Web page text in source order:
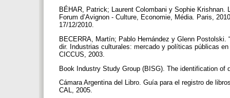
BÉHAR, Patrick; Laurent Colombani y Sophie Krishnan.
Forum d’Avignon - Culture, Economie, Média. Paris,
17/12/2010.
BECERRA, Martín; Pablo Hernández y Glenn
dir. Industrias culturales: mercado y políticas públicas
CICCUS, 2003.
Book Industry Study Group (BISG). The identification
Cámara Argentina del Libro. Guía para el registro de
CAL, 2005.